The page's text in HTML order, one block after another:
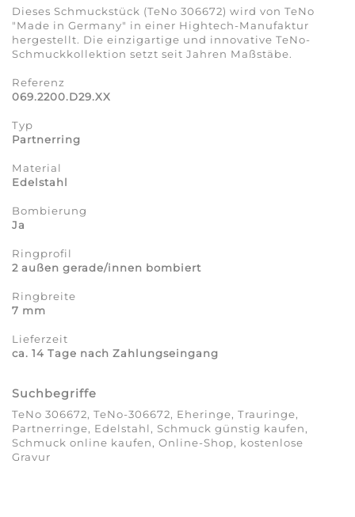
Dieses Schmuckstück (TeNo 306672) wird von TeNo
"Made in Germany" in einer Hightech-Manufaktur
hergestellt. Die einzigartige und innovative TeNo-
Schmuckkollektion setzt seit Jahren Maßstäbe.
Referenz
069.2200.D29.XX
Typ
Partnerring
Material
Edelstahl
Bombierung
Ja
Ringprofil
2 außen gerade/innen bombiert
Ringbreite
7 mm
Lieferzeit
ca. 14 Tage nach Zahlungseingang
Suchbegriffe
TeNo 306672, TeNo-306672, Eheringe, Trauringe,
Partnerringe, Edelstahl, Schmuck günstig kaufen,
Schmuck online kaufen, Online-Shop, kostenlose
Gravur